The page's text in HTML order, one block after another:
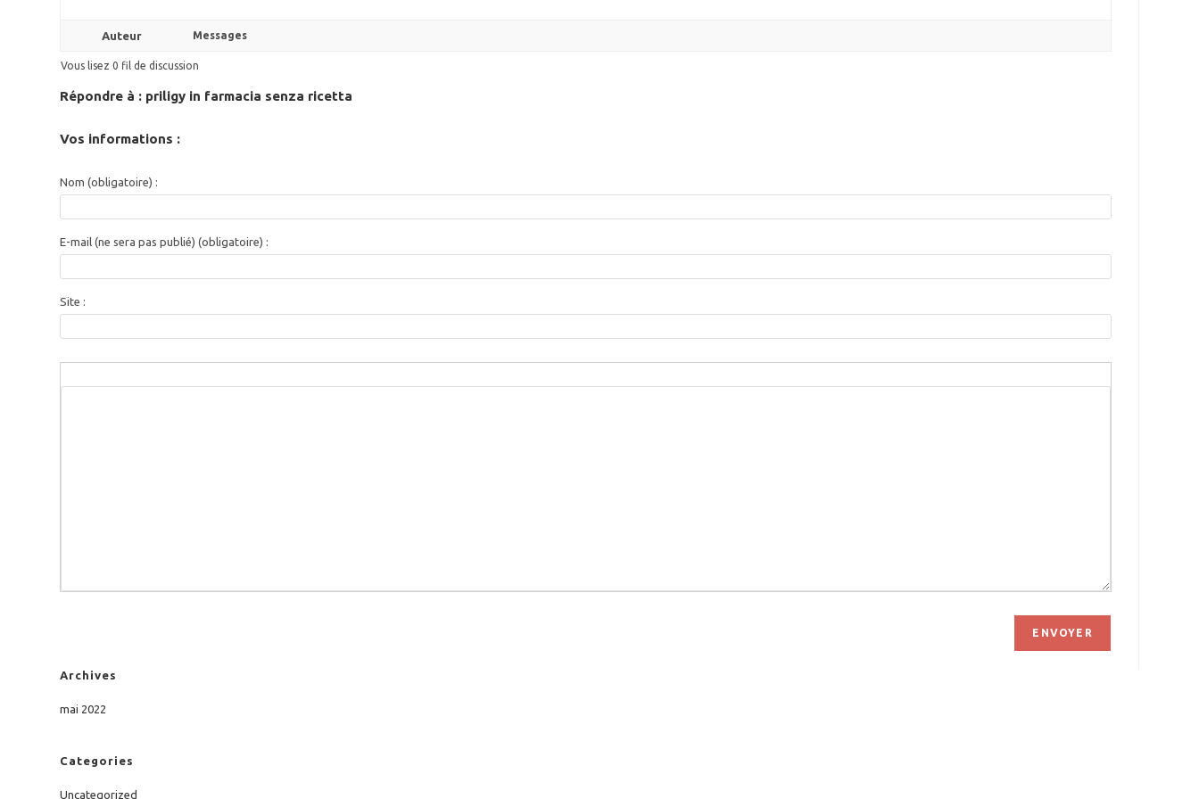
Auteur Messages
Vous lisez 0 fil de discussion
Répondre à : priligy in farmacia senza ricetta
Vos informations :
Nom (obligatoire) :
E-mail (ne sera pas publié) (obligatoire) :
Site :
ENVOYER
Archives
mai 2022
Categories
Uncategorized